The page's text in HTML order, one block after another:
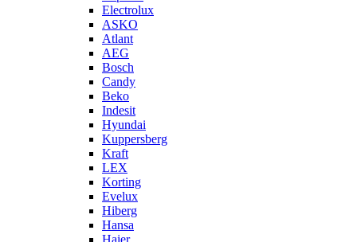
Electrolux
ASKO
Atlant
AEG
Bosch
Candy
Beko
Indesit
Hyundai
Kuppersberg
Kraft
LEX
Korting
Evelux
Hiberg
Hansa